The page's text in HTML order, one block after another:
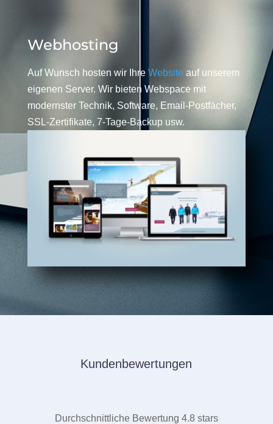
Webhosting
Auf Wunsch hosten wir Ihre Website auf unserem
eigenen Server. Wir bieten Webspace mit
modernster Technik, Software, Email-Postfächer,
SSL-Zertifikate, 7-Tage-Backup usw.
Kundenbewertungen
Durchschnittliche Bewertung 4.8 stars